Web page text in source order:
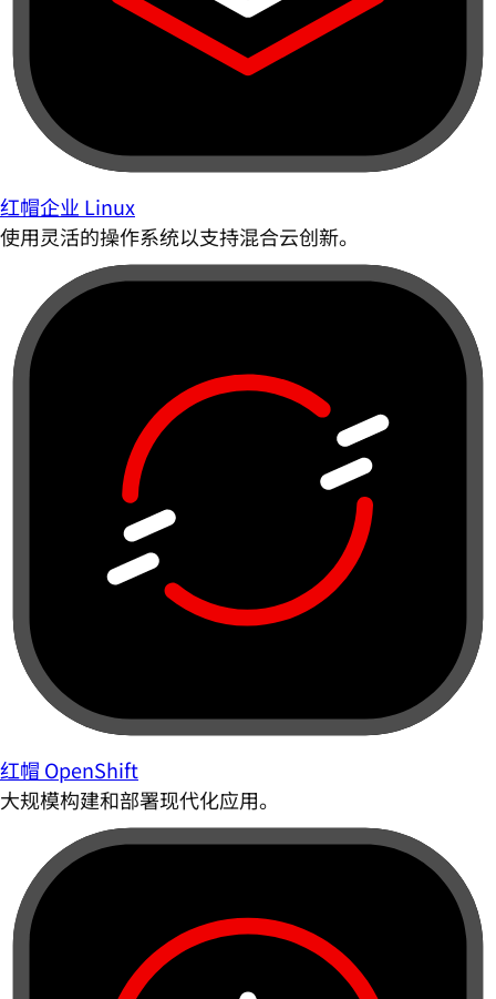
红帽企业 Linux
使用灵活的操作系统以支持混合云创新。
红帽 OpenShift
大规模构建和部署现代化应用。